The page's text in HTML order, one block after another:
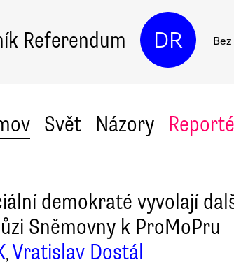
Referendum DR
Svět Názory
demokraté vyvolají
Sněmovny k ProMoPru
, Vratislav Dostál